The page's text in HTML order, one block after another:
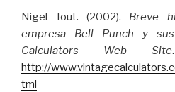
Nigel Tout. (2002). Breve
empresa Bell Punch y sus
Calculators Web Site
http://
tml